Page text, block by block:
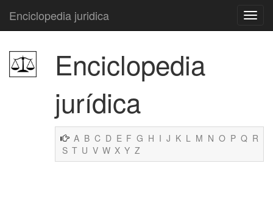
Enciclopedia juridica
Enciclopedia
jurídica
A B C D E F G H I J K L M N O P Q R
S T U V W X Y Z